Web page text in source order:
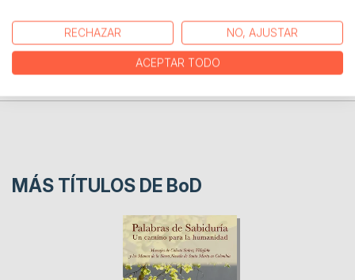
EN LA PRENSA
RESEÑAS
MÁS TÍTULOS DE BoD
RECHAZAR NO, AJUSTAR
ACEPTAR TODO